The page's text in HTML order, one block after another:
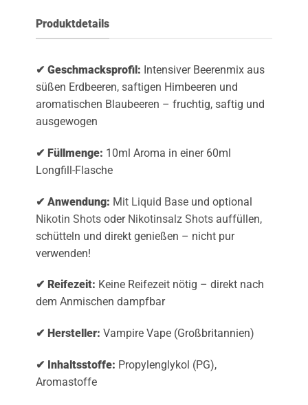
Produktdetails
✔ Geschmacksprofil: Intensiver Beerenmix aus
süßen Erdbeeren, saftigen Himbeeren und
aromatischen Blaubeeren – fruchtig, saftig und
ausgewogen
✔ Füllmenge: 10ml Aroma in einer 60ml
Longfill-Flasche
✔ Anwendung: Mit Liquid Baseund optional
Nikotin Shotsoder Nikotinsalz Shots auffüllen,
schütteln und direkt genießen – nicht pur
verwenden!
✔ Reifezeit: Keine Reifezeit nötig – direkt nach
dem Anmischen dampfbar
✔ Hersteller: Vampire Vape (Großbritannien)
✔ Inhaltsstoffe: Propylenglykol (PG),
Aromastoffe